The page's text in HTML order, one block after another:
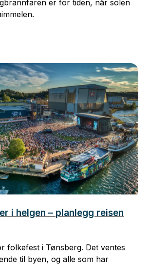
er for tiden, når solen
i helgen – planlegg reisen
folkefest i Tønsberg. Det ventes
til byen, og alle som har